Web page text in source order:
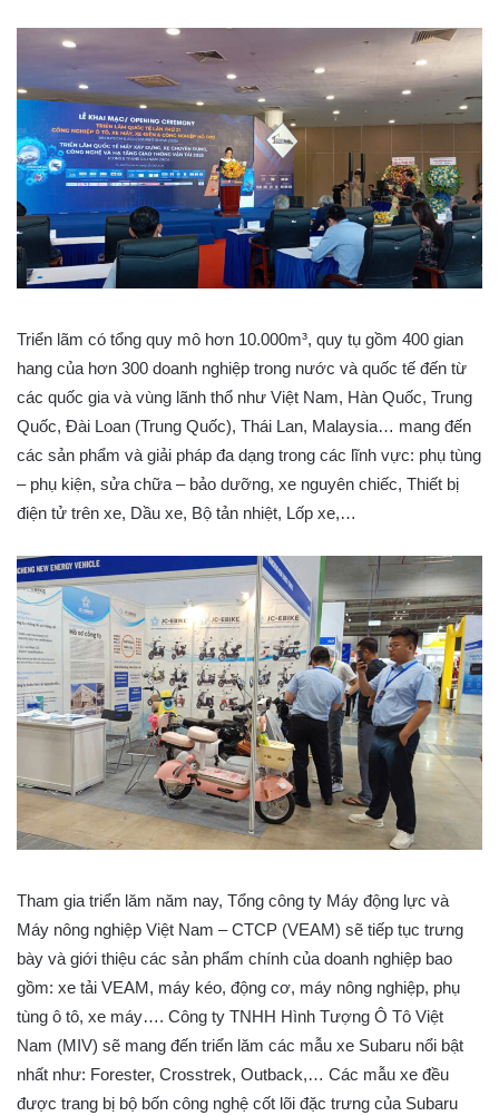
Triển lãm có tổng quy mô hơn 10.000m³, quy tụ gồm 400 gian
hang của hơn 300 doanh nghiệp trong nước và quốc tế đến từ
các quốc gia và vùng lãnh thổ như Việt Nam, Hàn Quốc, Trung
Quốc, Đài Loan (Trung Quốc), Thái Lan, Malaysia… mang đến
các sản phẩm và giải pháp đa dạng trong các lĩnh vực: phụ tùng
– phụ kiện, sửa chữa – bảo dưỡng, xe nguyên chiếc, Thiết bị
điện tử trên xe, Dầu xe, Bộ tản nhiệt, Lốp xe,…
Tham gia triển lăm năm nay, Tổng công ty Máy động lực và
Máy nông nghiệp Việt Nam – CTCP (VEAM) sẽ tiếp tục trưng
bày và giới thiệu các sản phẩm chính của doanh nghiệp bao
gồm: xe tải VEAM, máy kéo, động cơ, máy nông nghiệp, phụ
tùng ô tô, xe máy…. Công ty TNHH Hình Tượng Ô Tô Việt
Nam (MIV) sẽ mang đến triển lăm các mẫu xe Subaru nổi bật
nhất như: Forester, Crosstrek, Outback,… Các mẫu xe đều
được trang bị bộ bốn công nghệ cốt lõi đặc trưng của Subaru